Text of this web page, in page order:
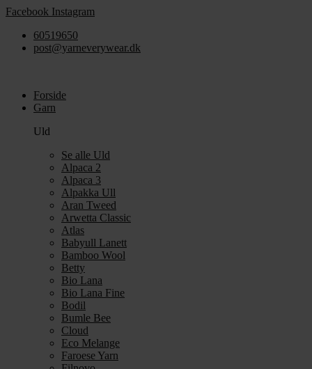
Videre
indhold
Facebook Instagram
60519650
post@yarneverywear.dk
Forside
Garn
Uld
Se alle Uld
Alpaca 2
Alpaca 3
Alpakka Ull
Aran Tweed
Arwetta Classic
Atlas
Babyull Lanett
Bamboo Wool
Betty
Bio Lana
Bio Lana Fine
Bodil
Bumle Bee
Cloud
Eco Melange
Faroese Yarn